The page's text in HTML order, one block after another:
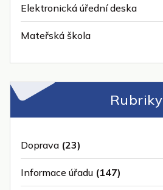
Elektronická úřední deska
Mateřská škola
Rubriky
Doprava (23)
Informace úřadu (147)